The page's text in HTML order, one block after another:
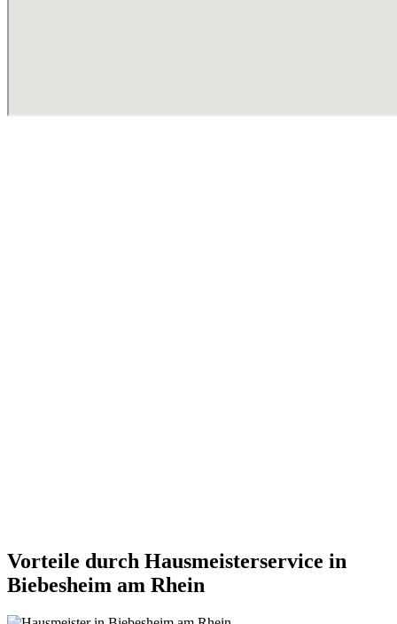
Vorteile durch Hausmeisterservice in
Biebesheim am Rhein